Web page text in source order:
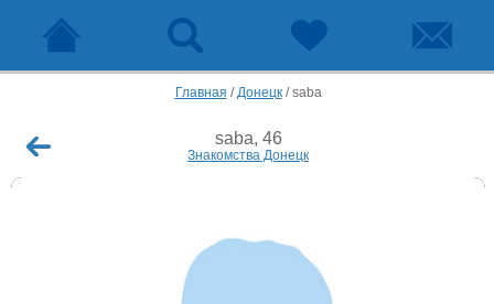
Главная /Донецк/saba
saba, 46
Знакомства Донецк